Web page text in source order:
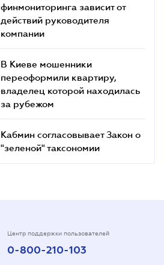
финмониторинга зависит от
действий руководителя
компании
В Киеве мошенники
переоформили квартиру,
владелец которой находилась
за рубежом
Кабмин согласовывает Закон о
"зеленой" таксономии
Центр поддержки пользователей
0-800-210-103